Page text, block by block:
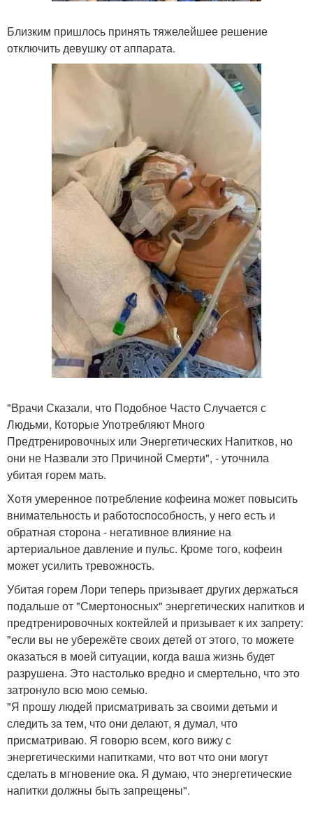
Близким пришлось принять тяжелейшее решение
отключить девушку от аппарата.
"Врачи Сказали, что Подобное Часто Случается с
Людьми, Которые Употребляют Много
Предтренировочных или Энергетических Напитков, но
они не Назвали это Причиной Смерти", - уточнила
убитая горем мать.
Хотя умеренное потребление кофеина может повысить
внимательность и работоспособность, у него есть и
обратная сторона - негативное влияние на
артериальное давление и пульс. Кроме того, кофеин
может усилить тревожность.
Убитая горем Лори теперь призывает других держаться
подальше от "Смертоносных" энергетических напитков и
предтренировочных коктейлей и призывает к их запрету:
"если вы не убережёте своих детей от этого, то можете
оказаться в моей ситуации, когда ваша жизнь будет
разрушена. Это настолько вредно и смертельно, что это
затронуло всю мою семью.
"Я прошу людей присматривать за своими детьми и
следить за тем, что они делают, я думал, что
присматриваю. Я говорю всем, кого вижу с
энергетическими напитками, что вот что они могут
сделать в мгновение ока. Я думаю, что энергетические
напитки должны быть запрещены".